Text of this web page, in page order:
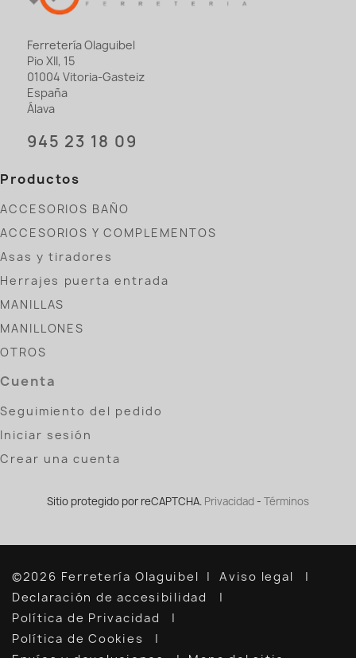
Ferretería Olaguibel
Pio XII, 15
01004 Vitoria-Gasteiz
España
Álava
945 23 18 09
Productos
ACCESORIOS BAÑO
ACCESORIOS Y COMPLEMENTOS
Asas y tiradores
Herrajes puerta entrada
MANILLAS
MANILLONES
OTROS
Cuenta
Seguimiento del pedido
Iniciar sesión
Crear una cuenta
Sitio protegido por reCAPTCHA. Privacidad - Términos
©2026 Ferretería Olaguibel
Aviso legal
Declaración de accesibilidad
Política de Privacidad
Política de Cookies